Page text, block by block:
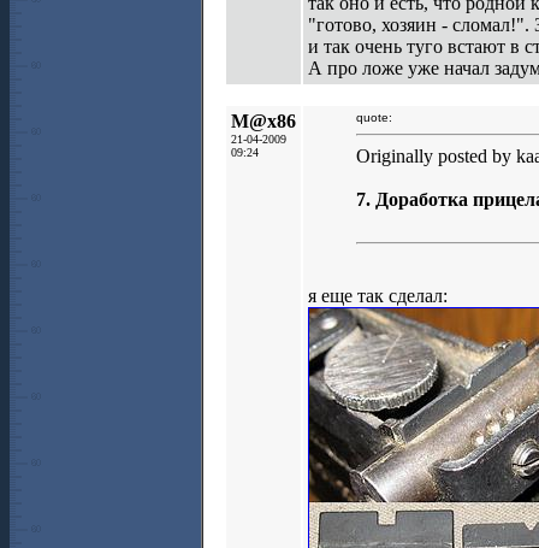
"готово, хозяин - сломал!".
и так очень туго встают в
А про ложе уже начал
M@x86
21-04-2009
09:24
quote:
Originally posted by
7. Доработка
я еще так сделал: